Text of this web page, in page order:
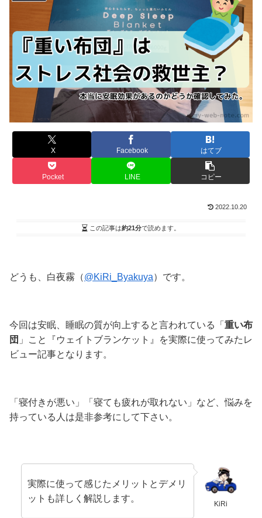
X Facebook はてブ
Pocket LINE コピー
2022.10.20
この記事は約21分で読めます。
どうも、白夜霧（@KiRi_Byakuya）です。
今回は安眠、睡眠の質が向上すると言われている「 重い布
団 」こと 『ウェイトブランケット』
を実際に使ってみたレ
ビュー記事となります。
「寝付きが悪い」「寝ても疲れが取れない」 など、悩みを
持っている人は是非参考にして下さい。
KiRi
実際に使って感じたメリットとデメリ
ットも詳しく解説します。